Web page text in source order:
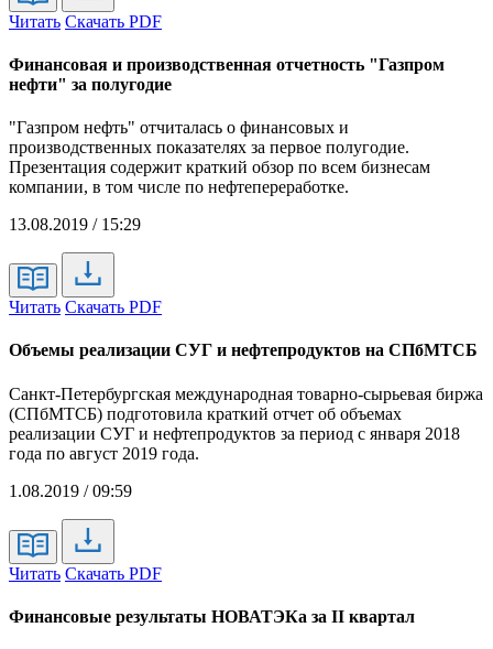
Читать Скачать PDF
Финансовая и производственная отчетность "Газпром
нефти" за полугодие
"Газпром нефть" отчиталась о финансовых и
производственных показателях за первое полугодие.
Презентация содержит краткий обзор по всем бизнесам
компании, в том числе по нефтепереработке.
13.08.2019 / 15:29
Читать Скачать PDF
Объемы реализации СУГ и нефтепродуктов на СПбМТСБ
Санкт-Петербургская международная товарно-сырьевая биржа
(СПбМТСБ) подготовила краткий отчет об объемах
реализации СУГ и нефтепродуктов за период с января 2018
года по август 2019 года.
1.08.2019 / 09:59
Читать Скачать PDF
Финансовые результаты НОВАТЭКа за II квартал